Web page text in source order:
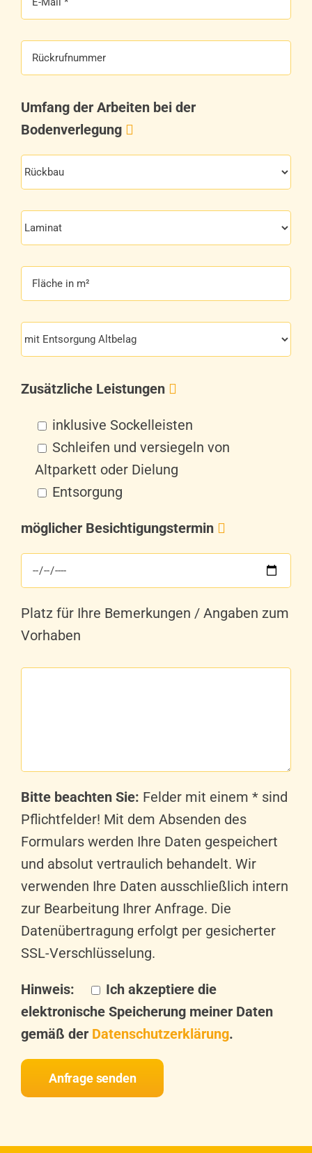
Umfang der Arbeiten bei der
Bodenverlegung
Zusätzliche Leistungen
inklusive Sockelleisten
Schleifen und versiegeln von
Altparkett oder Dielung
Entsorgung
möglicher Besichtigungstermin
Platz für Ihre Bemerkungen / Angaben zum
Vorhaben
Bitte beachten Sie: Felder mit einem * sind
Pflichtfelder! Mit dem Absenden des
Formulars werden Ihre Daten gespeichert
und absolut vertraulich behandelt. Wir
verwenden Ihre Daten ausschließlich intern
zur Bearbeitung Ihrer Anfrage. Die
Datenübertragung erfolgt per gesicherter
SSL-Verschlüsselung.
Hinweis:
Ich akzeptiere die
elektronische Speicherung meiner Daten
gemäß der Datenschutzerklärung.